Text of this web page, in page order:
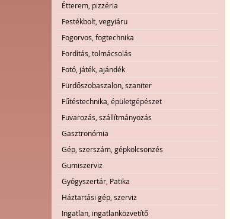
Étterem, pizzéria
Festékbolt, vegyiáru
Fogorvos, fogtechnika
Fordítás, tolmácsolás
Fotó, játék, ajándék
Fürdőszobaszalon, szaniter
Fűtéstechnika, épületgépészet
Fuvarozás, szállítmányozás
Gasztronómia
Gép, szerszám, gépkölcsönzés
Gumiszerviz
Gyógyszertár, Patika
Háztartási gép, szerviz
Ingatlan, ingatlanközvetítő